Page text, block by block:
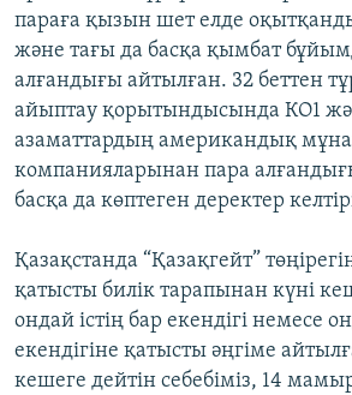
параға қызын шет елде
және тағы да басқа қымбат
алғандығы айтылған. 32 беттен
айыптау қорытындысында КО1
азаматтардың американдық
компанияларынан пара
басқа да көптеген деректер
Қазақстанда “Қазақгейт”
қатысты билік тарапынан күні
ондай істің бар екендігі немесе
екендігіне қатысты әңгіме
кешеге дейтін себебіміз, 14